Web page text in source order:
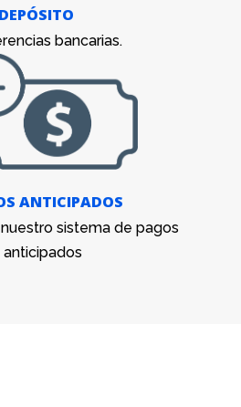
DEPÓSITO
bancarias.
ANTICIPADOS
sistema de pagos
anticipados